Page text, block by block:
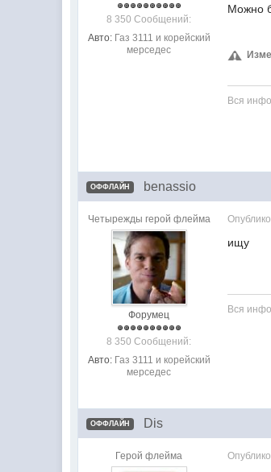
8 350 Сообщений:
Авто: Газ 3111 и корейский
мерседес
Можно
Вся
ОФФЛАЙН benassio
Четырежды герой флейма
Форумец
8 350 Сообщений:
Авто: Газ 3111 и корейский
мерседес
ищу
Вся
ОФФЛАЙН Dis
Герой флейма